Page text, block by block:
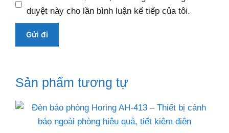
duyệt này cho lần bình luận kế tiếp của tôi.
Sản phẩm tương tự